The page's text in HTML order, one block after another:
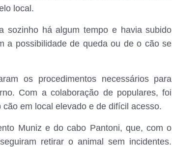
local.
sozinho há algum tempo e havia subido
a possibilidade de queda ou de o cão se
os procedimentos necessários para
Com a colaboração de populares, foi
em local elevado e de difícil acesso.
Muniz e do cabo Pantoni, que, com o
retirar o animal sem incidentes.